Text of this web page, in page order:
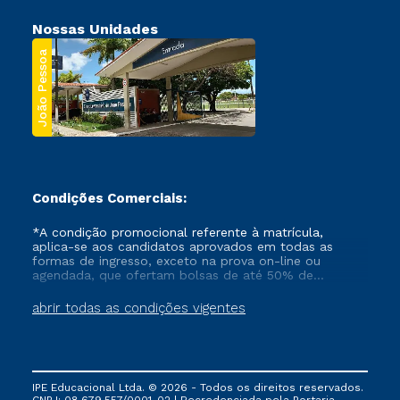
Nossas Unidades
João Pessoa
Condições Comerciais:
abrir todas as condições vigentes
*A condição promocional referente à matrícula,
aplica-se aos candidatos aprovados em todas as
formas de ingresso, exceto na prova on-line ou
agendada, que ofertam bolsas de até 50% de
que ainda não tenham efetivado e/ou não tenham
cancelado ou trancado sua matrícula em uma das
via FIES, Prouni e outros programas governamentais, e
não se acumula com nenhuma outra campanha
IPE Educacional Ltda. © 2026 - Todos os direitos reservados.